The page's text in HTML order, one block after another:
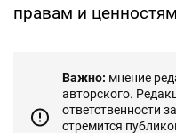
правам и
Важно: мнение
авторского.
ответственности
стремится